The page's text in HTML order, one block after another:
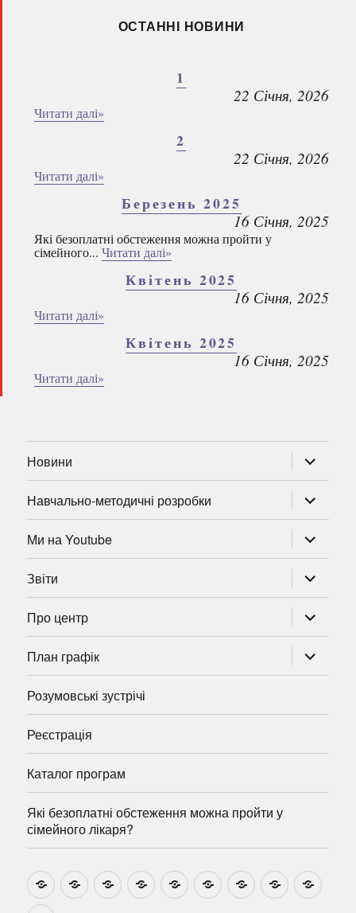
ОСТАННІ НОВИНИ
1
22 Січня, 2026
Читати далі»
2
22 Січня, 2026
Читати далі»
Березень 2025
16 Січня, 2025
Які безоплатні обстеження можна пройти у
сімейного... Читати далі»
Квітень 2025
16 Січня, 2025
Читати далі»
Квітень 2025
16 Січня, 2025
Читати далі»
Новини
підменю
Навчально-методичні розробки
підменю
Ми на Youtube
підменю
Звіти
підменю
Про центр
підменю
План графік
підменю
Розумовські зустрічі
Реєстрація
Каталог програм
Які безоплатні обстеження можна пройти у
сімейного лікаря?
НовиниНавчально-
методичні
Ми
на
Звіти Про
центр
План
графік
Розумовські
зустрічі
Реєстрація